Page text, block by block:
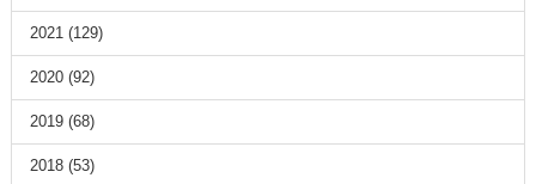
2021(129)
2020(92)
2019(68)
2018(53)